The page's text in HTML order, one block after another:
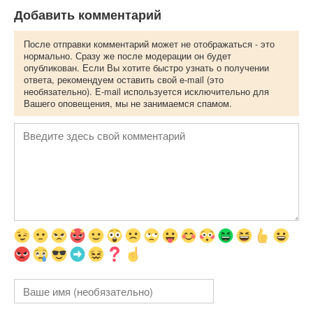
Добавить комментарий
После отправки комментарий может не отображаться - это
нормально. Сразу же после модерации он будет
опубликован. Если Вы хотите быстро узнать о получении
ответа, рекомендуем оставить свой e-mail (это
необязательно). E-mail используется исключительно для
Вашего оповещения, мы не занимаемся спамом.